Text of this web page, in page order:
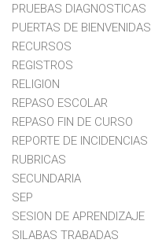
PRUEBAS DIAGNOSTICAS
PUERTAS DE BIENVENIDAS
RECURSOS
REGISTROS
RELIGION
REPASO ESCOLAR
REPASO FIN DE CURSO
REPORTE DE INCIDENCIAS
RUBRICAS
SECUNDARIA
SEP
SESION DE APRENDIZAJE
SILABAS TRABADAS